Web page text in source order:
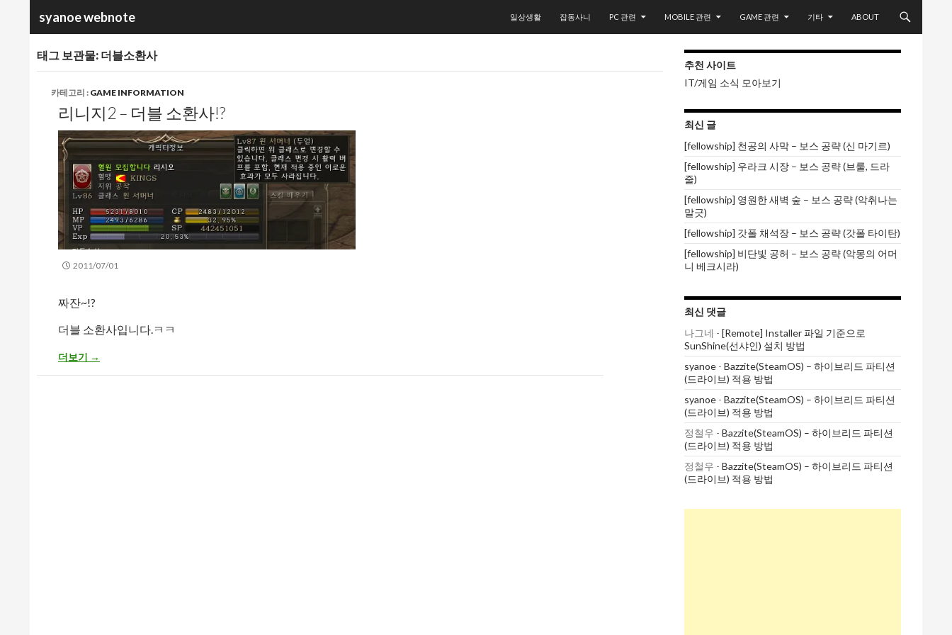
syanoe webnote
색
일상생활
잡동사니 PC 관련 MOBILE 관련 GAME 관련 기타 ABOUT
태그 보관물: 더블소환사
카테고리 : GAME INFORMATION
리니지2 – 더블 소환사!?
2011/07/01
짜잔~!?
더블 소환사입니다.ㅋㅋ
리니지2 – 더블 소환사!?
더보기 →
추천 사이트
IT/게임 소식 모아보기
최신 글
[fellowship] 천공의 사막 – 보스 공략 (신 마기르)
[fellowship] 우라크 시장 – 보스 공략 (브룰, 드라
줄)
[fellowship] 영원한 새벽 숲 – 보스 공략 (악취나는
말긋)
[fellowship] 갓폴 채석장 – 보스 공략 (갓폴 타이탄)
[fellowship] 비단빛 공허 – 보스 공략 (악몽의 어머
니 베크시라)
최신 댓글
나그네 - [Remote] Installer 파일 기준으로
SunShine(선샤인) 설치 방법
syanoe - Bazzite(SteamOS) – 하이브리드 파티션
(드라이브) 적용 방법
syanoe - Bazzite(SteamOS) – 하이브리드 파티션
(드라이브) 적용 방법
정철우 - Bazzite(SteamOS) – 하이브리드 파티션
(드라이브) 적용 방법
정철우 - Bazzite(SteamOS) – 하이브리드 파티션
(드라이브) 적용 방법